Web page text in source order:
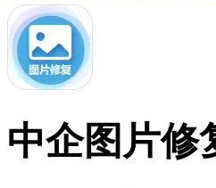
中企图片修